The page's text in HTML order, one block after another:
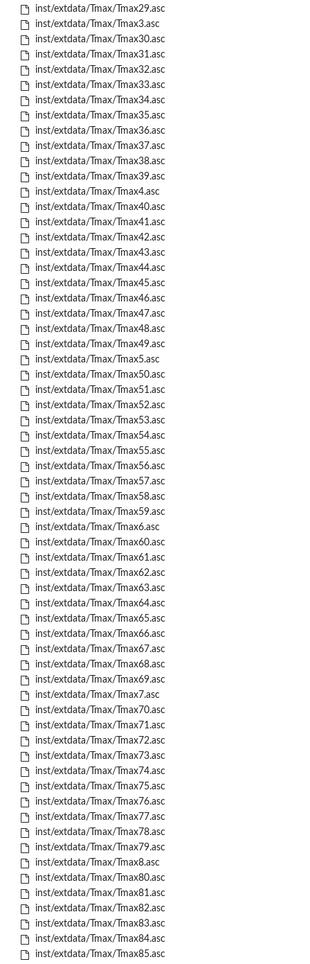
inst/extdata/Tmax/Tmax29.asc
inst/extdata/Tmax/Tmax3.asc
inst/extdata/Tmax/Tmax30.asc
inst/extdata/Tmax/Tmax31.asc
inst/extdata/Tmax/Tmax32.asc
inst/extdata/Tmax/Tmax33.asc
inst/extdata/Tmax/Tmax34.asc
inst/extdata/Tmax/Tmax35.asc
inst/extdata/Tmax/Tmax36.asc
inst/extdata/Tmax/Tmax37.asc
inst/extdata/Tmax/Tmax38.asc
inst/extdata/Tmax/Tmax39.asc
inst/extdata/Tmax/Tmax4.asc
inst/extdata/Tmax/Tmax40.asc
inst/extdata/Tmax/Tmax41.asc
inst/extdata/Tmax/Tmax42.asc
inst/extdata/Tmax/Tmax43.asc
inst/extdata/Tmax/Tmax44.asc
inst/extdata/Tmax/Tmax45.asc
inst/extdata/Tmax/Tmax46.asc
inst/extdata/Tmax/Tmax47.asc
inst/extdata/Tmax/Tmax48.asc
inst/extdata/Tmax/Tmax49.asc
inst/extdata/Tmax/Tmax5.asc
inst/extdata/Tmax/Tmax50.asc
inst/extdata/Tmax/Tmax51.asc
inst/extdata/Tmax/Tmax52.asc
inst/extdata/Tmax/Tmax53.asc
inst/extdata/Tmax/Tmax54.asc
inst/extdata/Tmax/Tmax55.asc
inst/extdata/Tmax/Tmax56.asc
inst/extdata/Tmax/Tmax57.asc
inst/extdata/Tmax/Tmax58.asc
inst/extdata/Tmax/Tmax59.asc
inst/extdata/Tmax/Tmax6.asc
inst/extdata/Tmax/Tmax60.asc
inst/extdata/Tmax/Tmax61.asc
inst/extdata/Tmax/Tmax62.asc
inst/extdata/Tmax/Tmax63.asc
inst/extdata/Tmax/Tmax64.asc
inst/extdata/Tmax/Tmax65.asc
inst/extdata/Tmax/Tmax66.asc
inst/extdata/Tmax/Tmax67.asc
inst/extdata/Tmax/Tmax68.asc
inst/extdata/Tmax/Tmax69.asc
inst/extdata/Tmax/Tmax7.asc
inst/extdata/Tmax/Tmax70.asc
inst/extdata/Tmax/Tmax71.asc
inst/extdata/Tmax/Tmax72.asc
inst/extdata/Tmax/Tmax73.asc
inst/extdata/Tmax/Tmax74.asc
inst/extdata/Tmax/Tmax75.asc
inst/extdata/Tmax/Tmax76.asc
inst/extdata/Tmax/Tmax77.asc
inst/extdata/Tmax/Tmax78.asc
inst/extdata/Tmax/Tmax79.asc
inst/extdata/Tmax/Tmax8.asc
inst/extdata/Tmax/Tmax80.asc
inst/extdata/Tmax/Tmax81.asc
inst/extdata/Tmax/Tmax82.asc
inst/extdata/Tmax/Tmax83.asc
inst/extdata/Tmax/Tmax84.asc
inst/extdata/Tmax/Tmax85.asc